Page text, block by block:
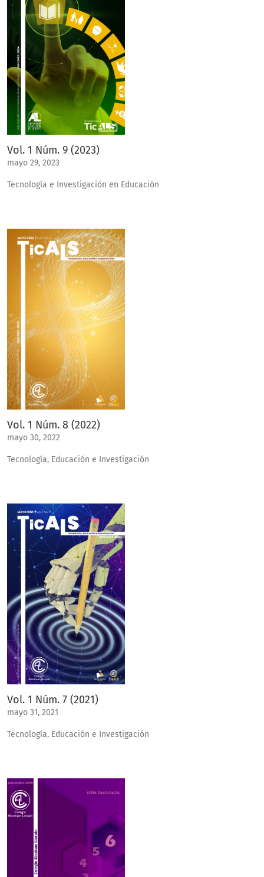
Vol. 1 Núm. 9 (2023)
mayo 29, 2023
Tecnología e Investigación en Educación
Vol. 1 Núm. 8 (2022)
mayo 30, 2022
Tecnología, Educación e Investigación
Vol. 1 Núm. 7 (2021)
mayo 31, 2021
Tecnología, Educación e Investigación